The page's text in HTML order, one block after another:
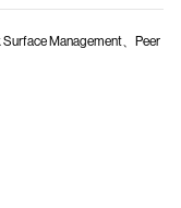
Management、Peer